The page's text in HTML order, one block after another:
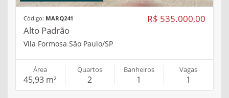
R$ 535.000,00
Código: MARQ241
Alto Padrão
Vila Formosa São Paulo/SP
Área
45,93 m²
Quartos
2
Banheiros
1
Vagas
1